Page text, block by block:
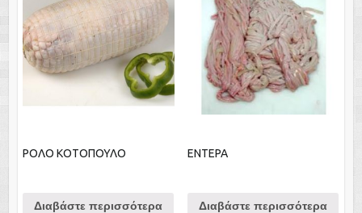
ΡΟΛΟ ΚΟΤΟΠΟΥΛΟ
Διαβάστε περισσότερα
ΕΝΤΕΡΑ
Διαβάστε περισσότερα